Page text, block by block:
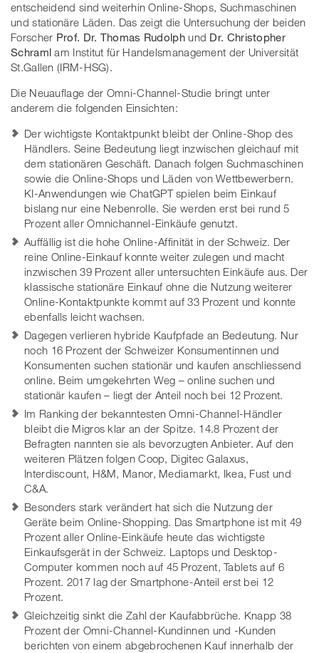
entscheidend sind weiterhin Online-Shops, Suchmaschinen
und stationäre Läden. Das zeigt die Untersuchung der beiden
Forscher Prof. Dr. Thomas Rudolphund Dr. Christopher
Schraml am Institut für Handelsmanagement der Universität
St.Gallen (IRM-HSG).
Die Neuauflage der Omni-Channel-Studie bringt unter
anderem die folgenden Einsichten:
Der wichtigste Kontaktpunkt bleibt der Online-Shop des
Händlers. Seine Bedeutung liegt inzwischen gleichauf mit
dem stationären Geschäft. Danach folgen Suchmaschinen
sowie die Online-Shops und Läden von Wettbewerbern.
KI-Anwendungen wie ChatGPT spielen beim Einkauf
bislang nur eine Nebenrolle. Sie werden erst bei rund 5
Prozent aller Omnichannel-Einkäufe genutzt.
Auffällig ist die hohe Online-Affinität in der Schweiz. Der
reine Online-Einkauf konnte weiter zulegen und macht
inzwischen 39 Prozent aller untersuchten Einkäufe aus. Der
klassische stationäre Einkauf ohne die Nutzung weiterer
Online-Kontaktpunkte kommt auf 33 Prozent und konnte
ebenfalls leicht wachsen.
Dagegen verlieren hybride Kaufpfade an Bedeutung. Nur
noch 16 Prozent der Schweizer Konsumentinnen und
Konsumenten suchen stationär und kaufen anschliessend
online. Beim umgekehrten Weg – online suchen und
stationär kaufen – liegt der Anteil noch bei 12 Prozent.
Im Ranking der bekanntesten Omni-Channel-Händler
bleibt die Migros klar an der Spitze. 14.8 Prozent der
Befragten nannten sie als bevorzugten Anbieter. Auf den
weiteren Plätzen folgen Coop, Digitec Galaxus,
Interdiscount, H&M, Manor, Mediamarkt, Ikea, Fust und
C&A.
Besonders stark verändert hat sich die Nutzung der
Geräte beim Online-Shopping. Das Smartphone ist mit 49
Prozent aller Online-Einkäufe heute das wichtigste
Einkaufsgerät in der Schweiz. Laptops und Desktop-
Computer kommen noch auf 45 Prozent, Tablets auf 6
Prozent. 2017 lag der Smartphone-Anteil erst bei 12
Prozent.
Gleichzeitig sinkt die Zahl der Kaufabbrüche. Knapp 38
Prozent der Omni-Channel-Kundinnen und -Kunden
berichten von einem abgebrochenen Kauf innerhalb der